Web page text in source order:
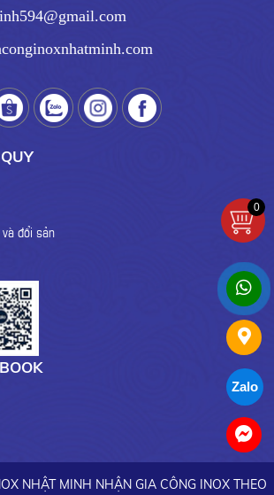
và đổi sản
NHẬT MINH NHẬN GIA CÔNG INOX THEO
Zalo
0